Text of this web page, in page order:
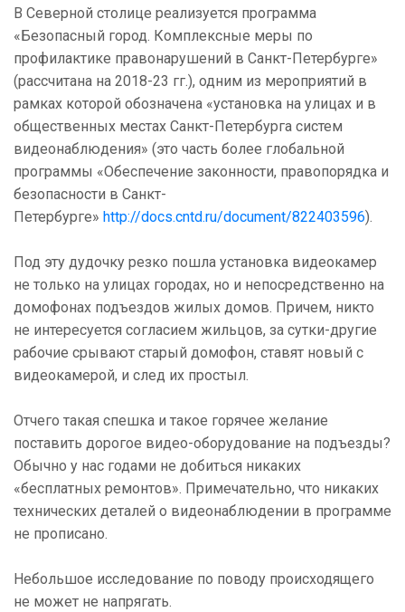
В Северной столице реализуется программа
«Безопасный город. Комплексные меры по
профилактике правонарушений в Санкт-Петербурге»
(рассчитана на 2018-23 гг.), одним из мероприятий в
рамках которой обозначена «установка на улицах и в
общественных местах Санкт-Петербурга систем
видеонаблюдения» (это часть более глобальной
программы «Обеспечение законности, правопорядка и
безопасности в Санкт-
Петербурге» http://docs.cntd.ru/document/822403596).
Под эту дудочку резко пошла установка видеокамер
не только на улицах городах, но и непосредственно на
домофонах подъездов жилых домов. Причем, никто
не интересуется согласием жильцов, за сутки-другие
рабочие срывают старый домофон, ставят новый с
видеокамерой, и след их простыл.
Отчего такая спешка и такое горячее желание
поставить дорогое видео-оборудование на подъезды?
Обычно у нас годами не добиться никаких
«бесплатных ремонтов». Примечательно, что никаких
технических деталей о видеонаблюдении в программе
не прописано.
Небольшое исследование по поводу происходящего
не может не напрягать.